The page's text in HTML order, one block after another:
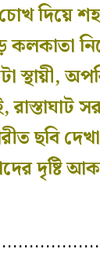
দিয়ে
কলকাতা
স্থায়ী,
রাস্তাঘাট
ছবি
দৃষ্টি